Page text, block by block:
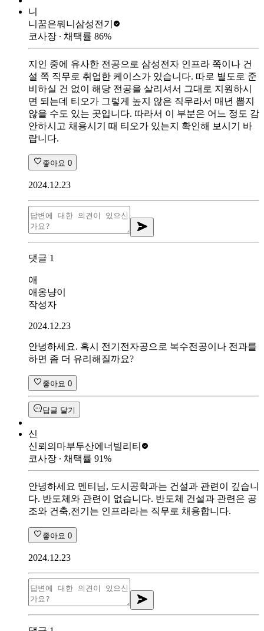
니
니꿈은뭐니 삼성전기
코사장 ∙ 채택률 86%
지인 중에 유사한 전공으로 삼성전자 인프라 쪽이나 건
설 쪽 직무로 취업한 케이스가 있습니다. 따로 별도로 준
비하실 건 없이 해당 전공을 살리셔서 그대로 지원하시
면 되는데 티오가 그렇게 높지 않은 직무라서 매년 뽑지
않을 수도 있는 곳입니다. 따라서 이 부분은 어느 정도 감
안하시고 채용시기 때 티오가 있는지 확인해 보시기 바
랍니다.
좋아요 0
2024.12.23
댓글 1
애
애옹냥이
작성자
2024.12.23
안녕하세요. 혹시 전기전자공으로 복수전공이나 전과를
하면 좀 더 유리해질까요?
좋아요 0
답글 달기
신
신뢰의마부두산에너빌리티
코사장 ∙ 채택률 91%
안녕하세요 멘티님, 도시공학과는 건설과 관련이 깊습니
다. 반도체와 관련이 없습니다. 반도체 건설과 관련은 공
조와 건축,전기는 인프라라는 직무로 채용합니다.
좋아요 0
2024.12.23